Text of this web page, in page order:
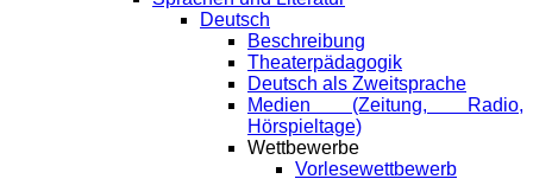
Deutsch
Beschreibung
Theaterpädagogik
Deutsch als Zweitsprache
Medien (Zeitung, Radio,
Hörspieltage)
Wettbewerbe
Vorlesewettbewerb